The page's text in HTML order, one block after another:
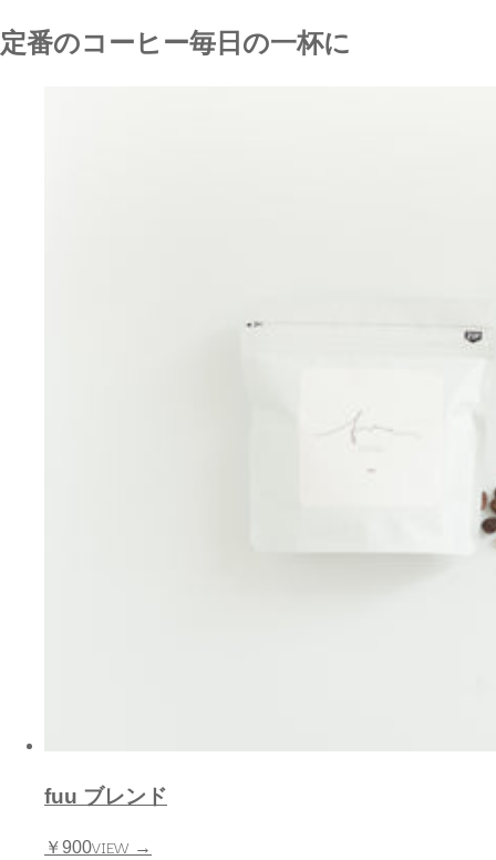
定番のコーヒー毎日の一杯に
fuu ブレンド
￥900VIEW →